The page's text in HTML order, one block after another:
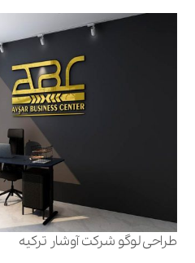
طراحی لوگو شرکت آوشار ترکیه